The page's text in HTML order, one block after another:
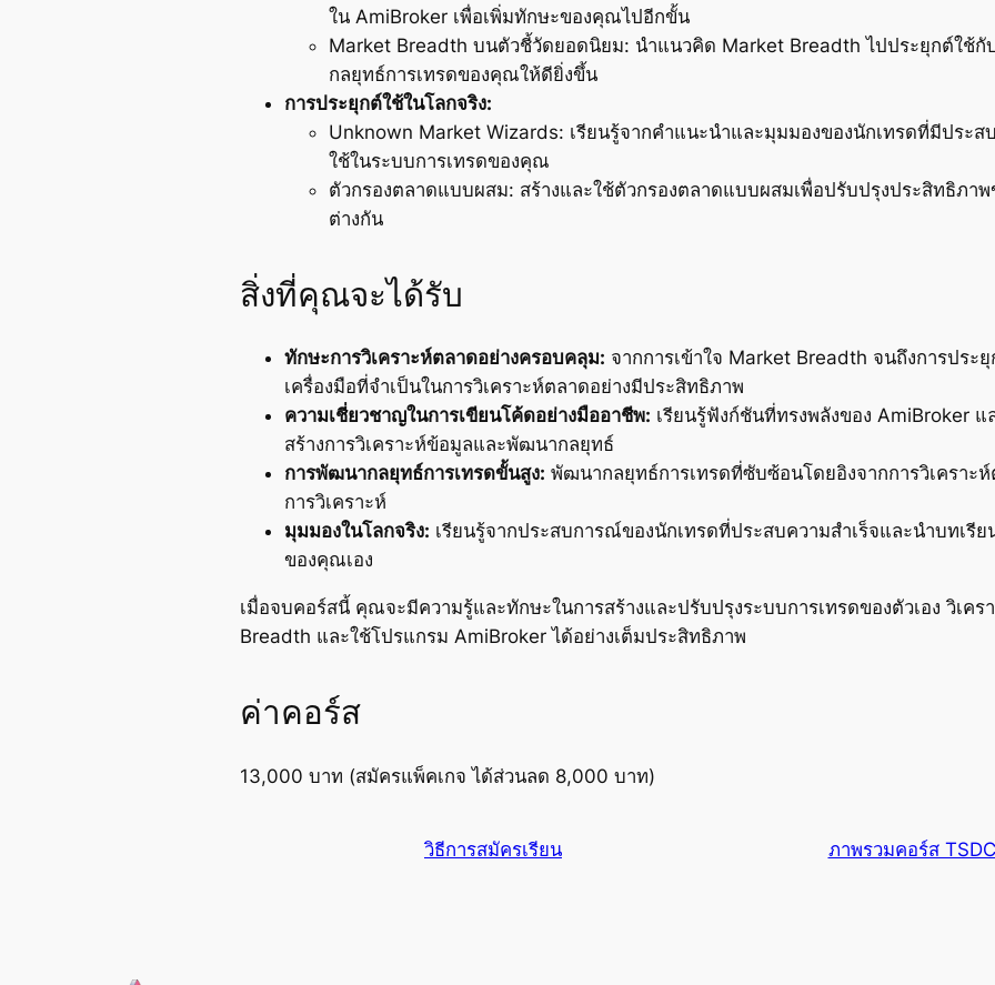
ใน AmiBroker เพื่อเพิ่มทักษะของคุณไปอีกขั้น
Market Breadth บนตัวชี้วัดยอดนิยม: นำแนวคิด Market Breadth ไปประยุกต์ใช้กั
กลยุทธ์การเทรดของคุณให้ดียิ่งขึ้น
การประยุกต์ใช้ในโลกจริง:
Unknown Market Wizards: เรียนรู้จากคำแนะนำและมุมมองของนักเทรดที่มีประ
ใช้ในระบบการเทรดของคุณ
ตัวกรองตลาดแบบผสม: สร้างและใช้ตัวกรองตลาดแบบผสมเพื่อปรับปรุงประสิทธิภา
ต่างกัน
สิ่งที่คุณจะได้รับ
ทักษะการวิเคราะห์ตลาดอย่างครอบคลุม: จากการเข้าใจ Market Breadth จนถึงการปร
เครื่องมือที่จำเป็นในการวิเคราะห์ตลาดอย่างมีประสิทธิภาพ
ความเชี่ยวชาญในการเขียนโค้ดอย่างมืออาชีพ: เรียนรู้ฟังก์ชันที่ทรงพลังของ AmiBroker แ
สร้างการวิเคราะห์ข้อมูลและพัฒนากลยุทธ์
การพัฒนากลยุทธ์การเทรดขั้นสูง: พัฒนากลยุทธ์การเทรดที่ซับซ้อนโดยอิงจากการวิเคราะ
การวิเคราะห์
มุมมองในโลกจริง: เรียนรู้จากประสบการณ์ของนักเทรดที่ประสบความสำเร็จและนำบทเรีย
ของคุณเอง
เมื่อจบคอร์สนี้ คุณจะมีความรู้และทักษะในการสร้างและปรับปรุงระบบการเทรดของตัวเอง วิเค
Breadth และใช้โปรแกรม AmiBroker ได้อย่างเต็มประสิทธิภาพ
ค่าคอร์ส
13,000 บาท (สมัครแพ็คเกจ ได้ส่วนลด 8,000 บาท)
วิธีการสมัครเรียน ภาพรวมคอร์ส